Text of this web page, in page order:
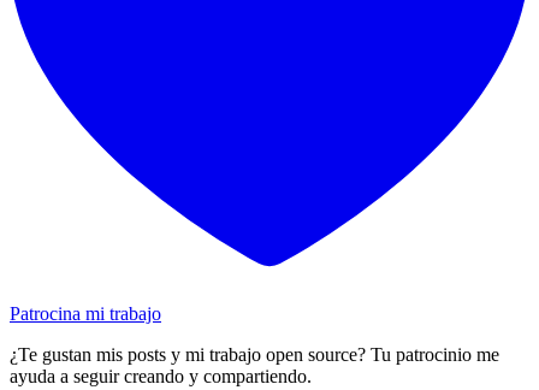
Patrocina mi trabajo
¿Te gustan mis posts y mi trabajo open source? Tu patrocinio me
ayuda a seguir creando y compartiendo.